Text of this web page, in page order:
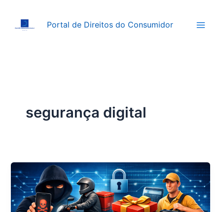
Portal de Direitos do Consumidor
segurança digital